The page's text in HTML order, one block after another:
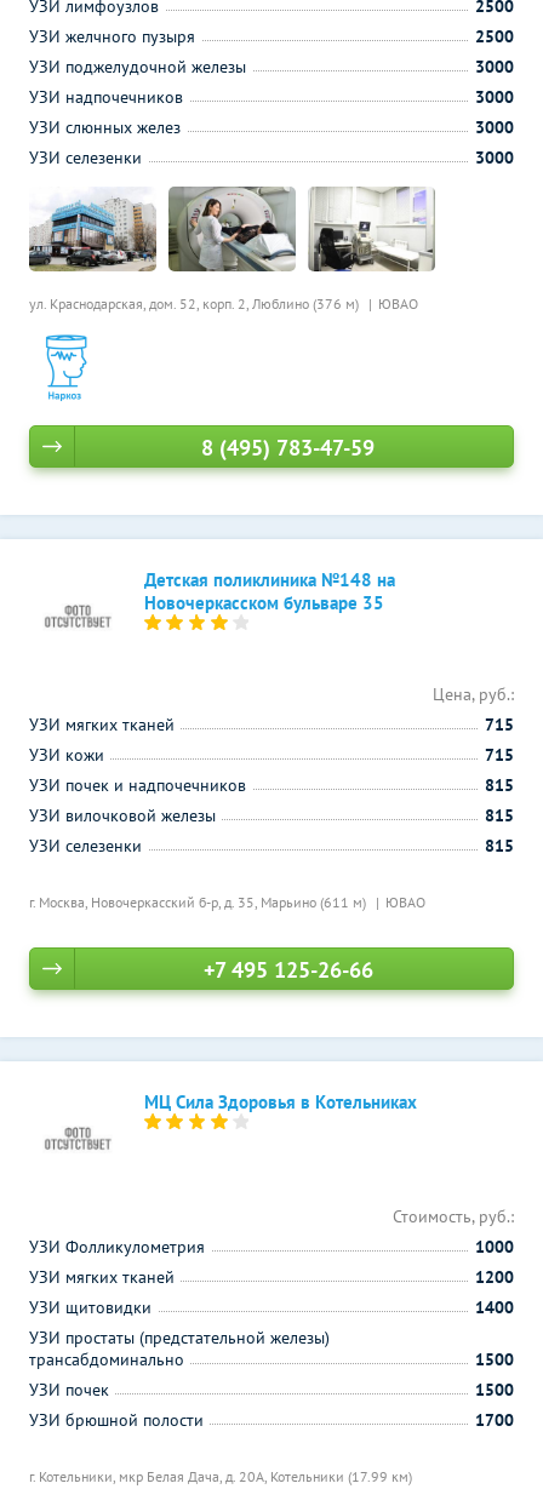
ул. Краснодарская, дом. 52, корп. 2, Люблино (376 м) ЮВАО
УЗИ лимфоузлов
2500
УЗИ желчного пузыря
2500
УЗИ поджелудочной железы
3000
УЗИ надпочечников
3000
УЗИ слюнных желез
3000
УЗИ селезенки
3000
8 (495) 783-47-59
Детская поликлиника №148 на
Новочеркасском бульваре 35
г. Москва, Новочеркасский б-р, д. 35, Марьино (611 м) ЮВАО
Цена, руб.:
УЗИ мягких тканей
715
УЗИ кожи
715
УЗИ почек и надпочечников
815
УЗИ вилочковой железы
815
УЗИ селезенки
815
+7 495 125-26-66
МЦ Сила Здоровья в Котельниках
г. Котельники, мкр Белая Дача, д. 20А, Котельники (17.99 км)
Стоимость, руб.:
УЗИ Фолликулометрия
1000
УЗИ мягких тканей
1200
УЗИ щитовидки
1400
УЗИ простаты (предстательной железы)
трансабдоминально
1500
УЗИ почек
1500
УЗИ брюшной полости
1700